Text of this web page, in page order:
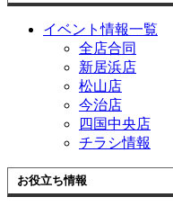
イベント情報一覧
全店合同
新居浜店
松山店
今治店
四国中央店
チラシ情報
お役立ち情報